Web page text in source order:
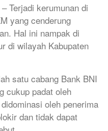
Terjadi kerumunan di
yang cenderung
Hal ini nampak di
di wilayah Kabupaten
satu cabang Bank BNI
cukup padat oleh
oleh penerima
dan tidak dapat